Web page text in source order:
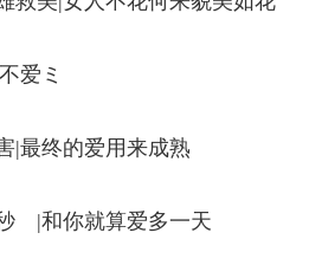
爱ミ
|最终的爱用来成熟
ゝ|和你就算爱多一天ゝ